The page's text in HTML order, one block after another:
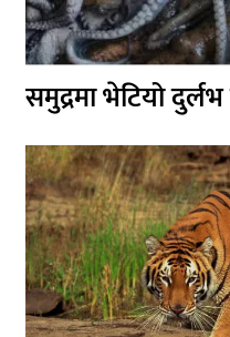
समुद्रमा भेटियो